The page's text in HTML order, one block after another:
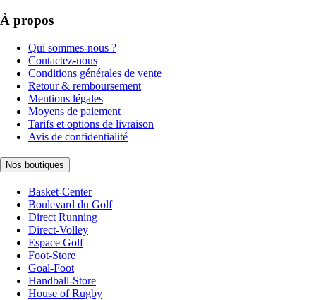
À propos
Qui sommes-nous ?
Contactez-nous
Conditions générales de vente
Retour & remboursement
Mentions légales
Moyens de paiement
Tarifs et options de livraison
Avis de confidentialité
Nos boutiques
Basket-Center
Boulevard du Golf
Direct Running
Direct-Volley
Espace Golf
Foot-Store
Goal-Foot
Handball-Store
House of Rugby